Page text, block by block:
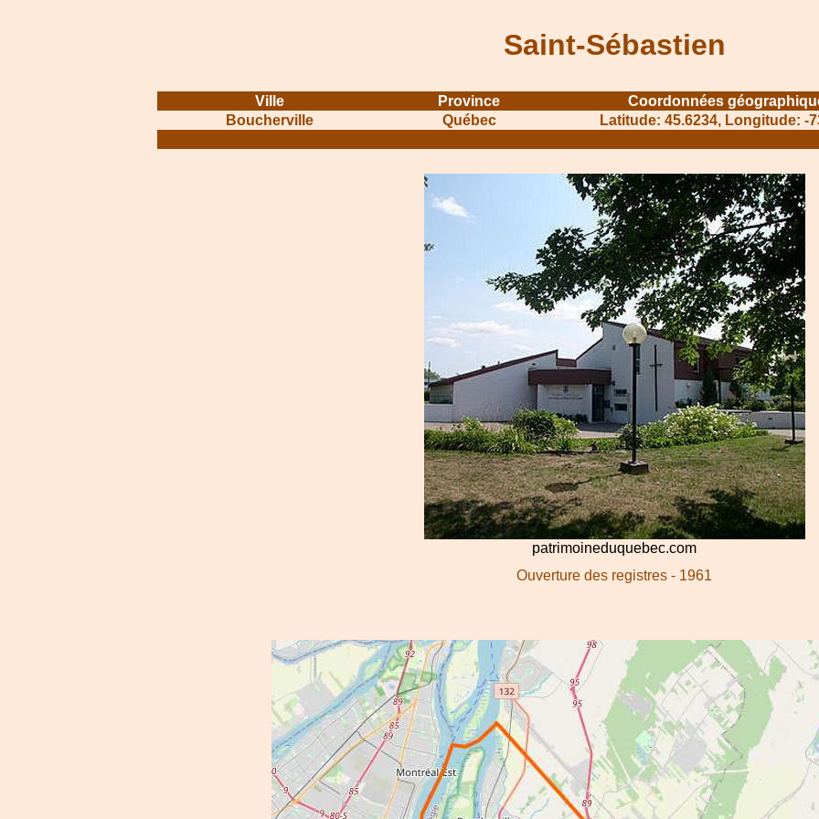
Saint-Sébastien
Ville Province Coordonnées
Boucherville
Québec Latitude: 45.6234, Longitude: -
patrimoineduquebec.com
Ouverture des registres - 1961